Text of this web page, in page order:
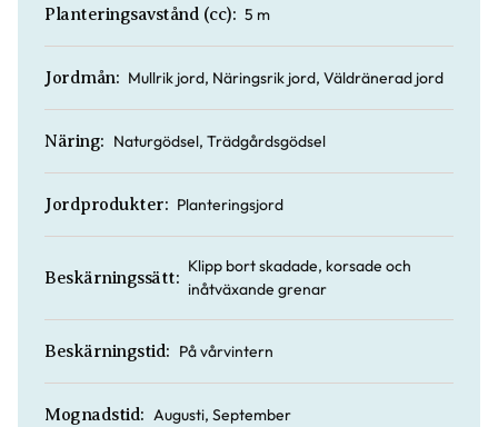
Planteringsavstånd (cc): 5 m
Jordmån: Mullrik jord, Näringsrik jord, Väldränerad jord
Näring: Naturgödsel, Trädgårdsgödsel
Jordprodukter: Planteringsjord
Beskärningssätt:
Klipp bort skadade, korsade och
inåtväxande grenar
Beskärningstid: På vårvintern
Mognadstid: Augusti, September